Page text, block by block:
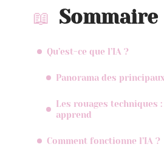
Sommaire
Qu’est-ce que l’IA ?
Panorama des
Les rouages techniques :
apprend
Comment fonctionne l’IA ?